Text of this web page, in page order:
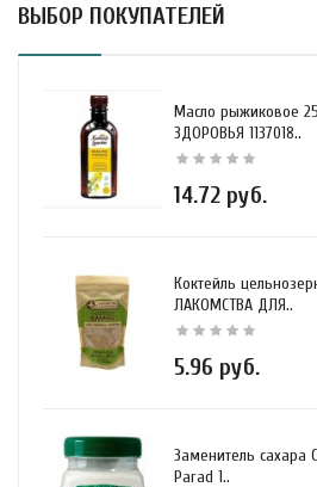
ВЫБОР ПОКУПАТЕЛЕЙ
Масло рыжиковое
ЗДОРОВЬЯ 1137018..
14.72 руб.
Коктейль
ЛАКОМСТВА ДЛЯ..
5.96 руб.
Заменитель сахара
Parad 1..